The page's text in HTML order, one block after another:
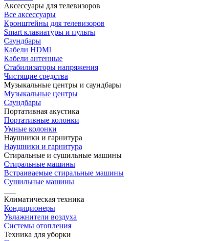
Аксессуары для телевизоров
Все аксессуары
Кронштейны для телевизоров
Smart клавиатуры и пульты
Саундбары
Кабели HDMI
Кабели антенные
Стабилизаторы напряжения
Чистящие средства
Музыкальные центры и саундбары
Музыкальные центры
Саундбары
Портативная акустика
Портативные колонки
Умные колонки
Наушники и гарнитура
Наушники и гарнитура
Стиральные и сушильные машины
Стиральные машины
Встраиваемые стиральные машины
Сушильные машины
Климатическая техника
Кондиционеры
Увлажнители воздуха
Системы отопления
Техника для уборки